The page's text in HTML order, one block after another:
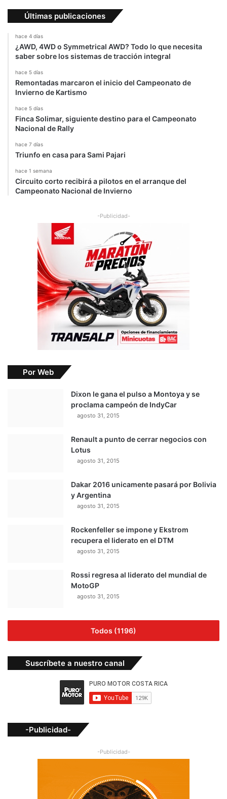
é
n
a
m
Últimas publicaciones
hace 4 días
¿AWD, 4WD o Symmetrical AWD? Todo lo que necesita
saber sobre los sistemas de tracción integral
hace 5 días
Remontadas marcaron el inicio del Campeonato de
Invierno de Kartismo
hace 5 días
Finca Solimar, siguiente destino para el Campeonato
Nacional de Rally
hace 7 días
Triunfo en casa para Sami Pajari
hace 1 semana
Circuito corto recibirá a pilotos en el arranque del
Campeonato Nacional de Invierno
-Publicidad-
Por Web
Dixon le gana el pulso a Montoya y se
proclama campeón de IndyCar
agosto 31, 2015
Renault a punto de cerrar negocios con
Lotus
agosto 31, 2015
Dakar 2016 unicamente pasará por Bolivia
y Argentina
agosto 31, 2015
Rockenfeller se impone y Ekstrom
recupera el liderato en el DTM
agosto 31, 2015
Rossi regresa al liderato del mundial de
MotoGP
agosto 31, 2015
Todos (1196)
Suscríbete a nuestro canal
-Publicidad-
-Publicidad-